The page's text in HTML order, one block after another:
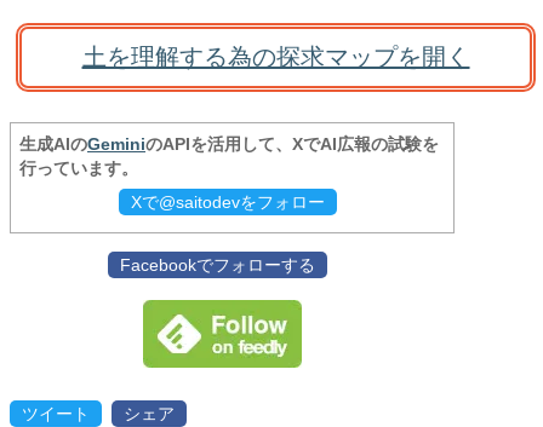
土を理解する為の探求マップを開く
生成AIのGeminiのAPIを活用して、XでAI広報の試験を
行っています。
Xで@saitodevをフォロー
Facebookでフォローする
ツイート シェア